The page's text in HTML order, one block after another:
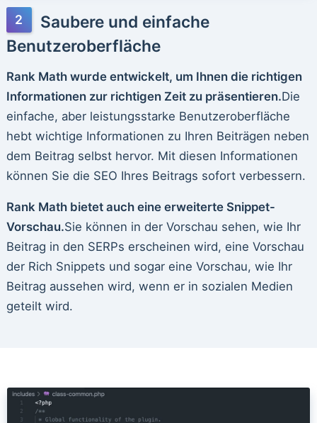
Saubere und einfache
Benutzeroberfläche
Rank Math wurde entwickelt, um Ihnen die richtigen
Informationen zur richtigen Zeit zu präsentieren.Die
einfache, aber leistungsstarke Benutzeroberfläche
hebt wichtige Informationen zu Ihren Beiträgen neben
dem Beitrag selbst hervor. Mit diesen Informationen
können Sie die SEO Ihres Beitrags sofort verbessern.
Rank Math bietet auch eine erweiterte Snippet-
Vorschau.Sie können in der Vorschau sehen, wie Ihr
Beitrag in den SERPs erscheinen wird, eine Vorschau
der Rich Snippets und sogar eine Vorschau, wie Ihr
Beitrag aussehen wird, wenn er in sozialen Medien
geteilt wird.